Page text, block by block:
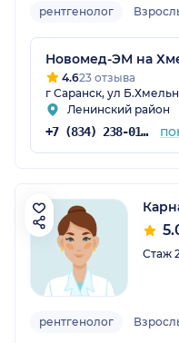
рентгенолог
Новомед-ЭМ на
4.623 отзыва
г Саранск, ул
Ленинский район
+7 (834) 238-01-01
Стаж
рентгенолог